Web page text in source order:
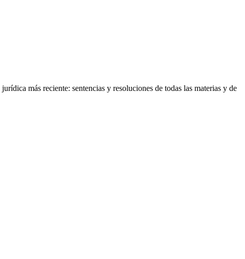
más reciente: sentencias y resoluciones de todas las materias y de